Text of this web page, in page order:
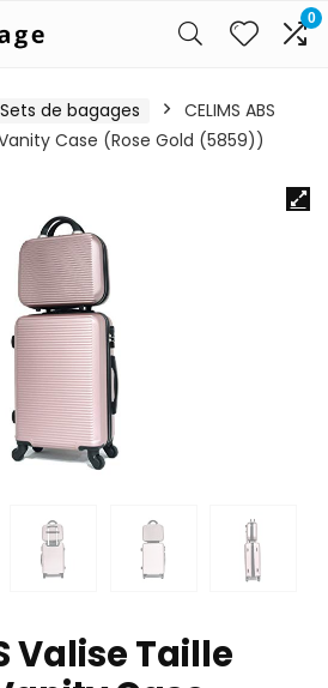
0
Sets de bagages
CELIMS ABS
Case (Rose Gold (5859))
Valise Taille